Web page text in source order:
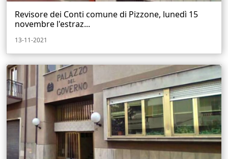
Revisore dei Conti comune di Pizzone, lunedì 15
novembre l'estraz...
13-11-2021